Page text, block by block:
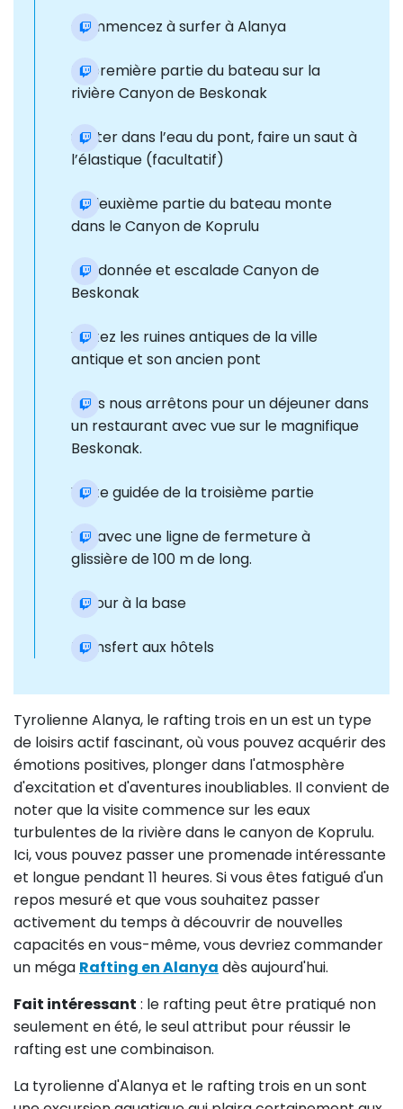
Commencez à surfer à Alanya
La première partie du bateau sur la
rivière Canyon de Beskonak
Sauter dans l’eau du pont, faire un saut à
l’élastique (facultatif)
La deuxième partie du bateau monte
dans le Canyon de Koprulu
Randonnée et escalade Canyon de
Beskonak
Visitez les ruines antiques de la ville
antique et son ancien pont
Nous nous arrêtons pour un déjeuner dans
un restaurant avec vue sur le magnifique
Beskonak.
Visite guidée de la troisième partie
Vol avec une ligne de fermeture à
glissière de 100 m de long.
Retour à la base
Transfert aux hôtels
Tyrolienne Alanya, le rafting trois en un est un type
de loisirs actif fascinant, où vous pouvez acquérir des
émotions positives, plonger dans l'atmosphère
d'excitation et d'aventures inoubliables. Il convient de
noter que la visite commence sur les eaux
turbulentes de la rivière dans le canyon de Koprulu.
Ici, vous pouvez passer une promenade intéressante
et longue pendant 11 heures. Si vous êtes fatigué d'un
repos mesuré et que vous souhaitez passer
activement du temps à découvrir de nouvelles
capacités en vous-même, vous devriez commander
un méga Rafting en Alanya dès aujourd'hui.
Fait intéressant : le rafting peut être pratiqué non
seulement en été, le seul attribut pour réussir le
rafting est une combinaison.
La tyrolienne d'Alanya et le rafting trois en un sont